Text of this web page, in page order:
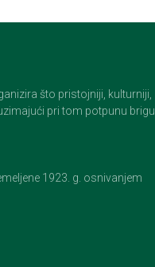
što pristojniji, kulturniji,
pri tom potpunu brigu
1923. g. osnivanjem